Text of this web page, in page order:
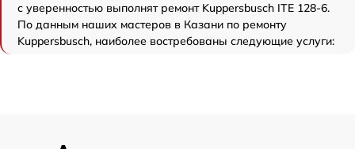
с уверенностью выполнят ремонт Kuppersbusch ITE 128-6.
По данным наших мастеров в Казани по ремонту
Kuppersbusch, наиболее востребованы следующие услуги: